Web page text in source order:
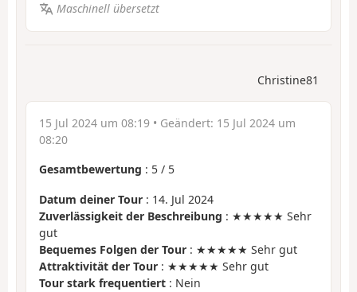
Maschinell übersetzt
Christine81
15 Jul 2024 um 08:19 • Geändert: 15 Jul 2024 um
08:20
Gesamtbewertung : 5 / 5
Datum deiner Tour : 14. Jul 2024
Zuverlässigkeit der Beschreibung : ★★★★★ Sehr
gut
Bequemes Folgen der Tour : ★★★★★ Sehr gut
Attraktivität der Tour : ★★★★★ Sehr gut
Tour stark frequentiert : Nein